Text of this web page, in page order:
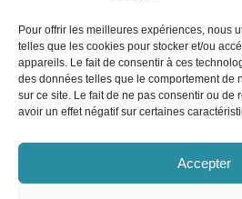
Pour offrir les meilleures expériences, nous
telles que les cookies pour stocker et/ou
appareils. Le fait de consentir à ces
des données telles que le comportement de
sur ce site. Le fait de ne pas consentir ou de
avoir un effet négatif sur certaines
Accepter
pour
l’Insertion
Professionnelle ,
dédiée à
l’insertion et
Tableau de
bord du
candidat
Entreprises
Poster une
entreprises
CGU